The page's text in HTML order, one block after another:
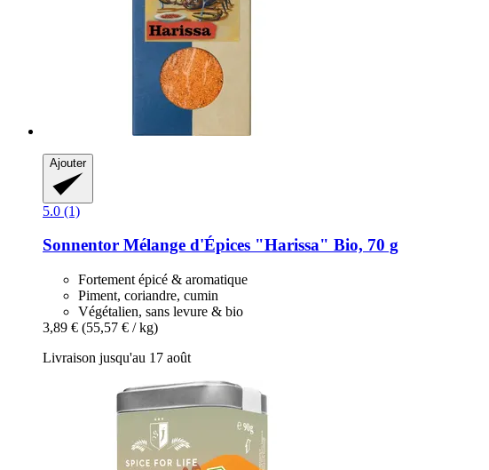
Ajouter
5.0 (1)
Sonnentor Mélange d'Épices "Harissa" Bio, 70 g
Fortement épicé & aromatique
Piment, coriandre, cumin
Végétalien, sans levure & bio
3,89 € (55,57 € / kg)
Livraison jusqu'au 17 août